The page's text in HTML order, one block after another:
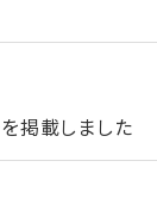
掲載しました